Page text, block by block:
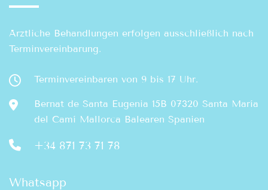
Ärztliche Behandlungen erfolgen ausschließlich nach
Terminvereinbarung.
Terminvereinbaren von 9 bis 17 Uhr.
Bernat de Santa Eugenia 15B 07320 Santa María
del Camí Mallorca Balearen Spanien
+34 871 73 71 78
Whatsapp